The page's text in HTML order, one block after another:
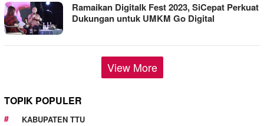
Ramaikan Digitalk Fest 2023, SiCepat Perkuat
Dukungan untuk UMKM Go Digital
View More
TOPIK POPULER
KABUPATEN TTU